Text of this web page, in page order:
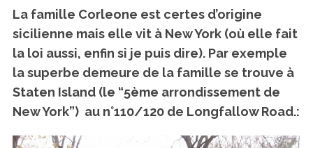
La famille Corleone est certes d’origine
sicilienne mais elle vit à New York (où elle fait
la loi aussi, enfin si je puis dire). Par exemple
la superbe demeure de la famille se trouve à
Staten Island (le “5ème arrondissement de
New York”) au n°110/120 de Longfallow Road.:
e
a
r
c
h
o
r